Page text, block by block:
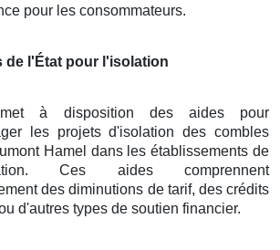
pour les consommateurs.
de l'État pour l'isolation
à disposition des aides pour
les projets d'isolation des combles
Hamel dans les établissements de
Ces aides comprennent
des diminutions de tarif, des crédits
d'autres types de soutien financier.